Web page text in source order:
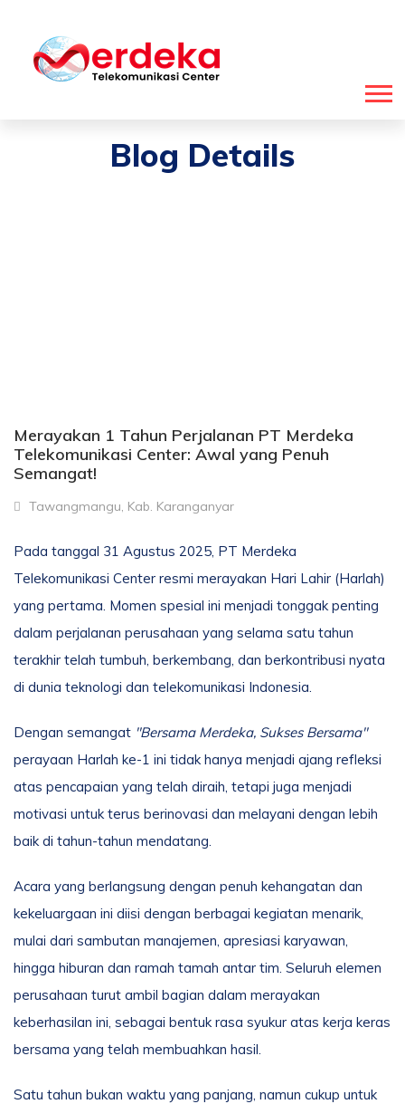
Blog Details
Merayakan 1 Tahun Perjalanan PT Merdeka
Telekomunikasi Center: Awal yang Penuh
Semangat!
Tawangmangu, Kab. Karanganyar
Pada tanggal 31 Agustus 2025, PT Merdeka
Telekomunikasi Center resmi merayakan Hari Lahir (Harlah)
yang pertama. Momen spesial ini menjadi tonggak penting
dalam perjalanan perusahaan yang selama satu tahun
terakhir telah tumbuh, berkembang, dan berkontribusi nyata
di dunia teknologi dan telekomunikasi Indonesia.
Dengan semangat "Bersama Merdeka, Sukses Bersama"
perayaan Harlah ke-1 ini tidak hanya menjadi ajang refleksi
atas pencapaian yang telah diraih, tetapi juga menjadi
motivasi untuk terus berinovasi dan melayani dengan lebih
baik di tahun-tahun mendatang.
Acara yang berlangsung dengan penuh kehangatan dan
kekeluargaan ini diisi dengan berbagai kegiatan menarik,
mulai dari sambutan manajemen, apresiasi karyawan,
hingga hiburan dan ramah tamah antar tim. Seluruh elemen
perusahaan turut ambil bagian dalam merayakan
keberhasilan ini, sebagai bentuk rasa syukur atas kerja keras
bersama yang telah membuahkan hasil.
Satu tahun bukan waktu yang panjang, namun cukup untuk